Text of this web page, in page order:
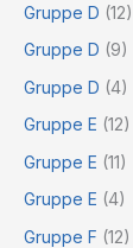
Gruppe D (12)
Gruppe D (9)
Gruppe D (4)
Gruppe E (12)
Gruppe E (11)
Gruppe E (4)
Gruppe F (12)